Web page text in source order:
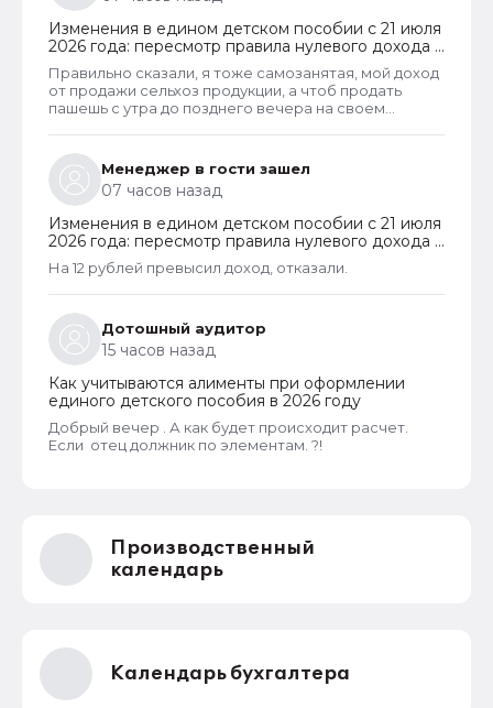
Изменения в едином детском пособии с 21 июля
2026 года: пересмотр правила нулевого дохода и
новый порядок оформления пособий по месту
пребывания
Правильно сказали, я тоже самозанятая, мой доход
от продажи сельхоз продукции, а чтоб продать
пашешь с утра до позднего вечера на своем
Менеджер в гости зашел
07 часов назад
Изменения в едином детском пособии с 21 июля
2026 года: пересмотр правила нулевого дохода и
новый порядок оформления пособий по месту
пребывания
На 12 рублей превысил доход, отказали.
Дотошный аудитор
15 часов назад
Как учитываются алименты при оформлении
единого детского пособия в 2026 году
Добрый вечер . А как будет происходит расчет.
Если отец должник по элементам. ?!
Производственный
календарь
Календарь бухгалтера